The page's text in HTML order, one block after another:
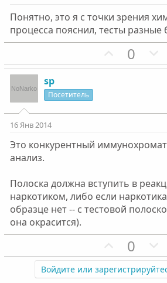
н
ы
г
Понятно, это я с точки зрения
процесса пояснил, тесты разные
П
о
т
н
й
г
о
о
0
sp
Посетитель
16 Янв 2014
Это конкурентный
анализ.
Полоска должна вступить в
наркотиком, либо если
образце нет -- с тестовой
она окрасится).
П
о
з
0
Войдите или